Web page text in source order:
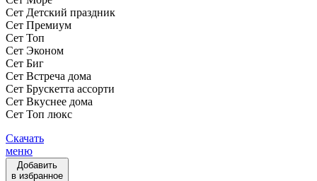
Сет Детский праздник
Сет Премиум
Сет Топ
Сет Эконом
Сет Биг
Сет Встреча дома
Сет Брускетта ассорти
Сет Вкуснее дома
Сет Топ люкс
Скачать
меню
Добавить
в избранное